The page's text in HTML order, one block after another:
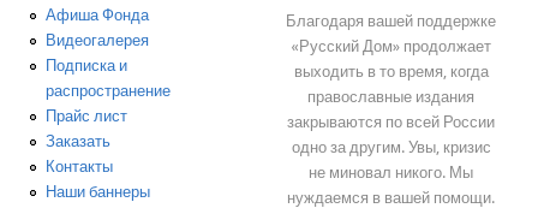
Афиша Фонда
Видеогалерея
Подписка и
распространение
Прайс лист
Заказать
Контакты
Наши баннеры
Благодаря вашей поддержке
«Русский Дом» продолжает
выходить в то время, когда
православные издания
закрываются по всей России
одно за другим. Увы, кризис
не миновал никого. Мы
нуждаемся в вашей помощи.